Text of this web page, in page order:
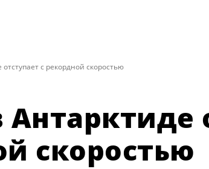
с рекордной скоростью
скоростью